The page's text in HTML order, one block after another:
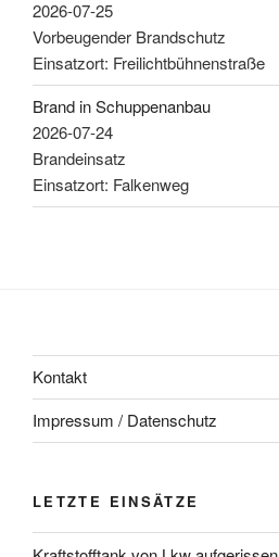
2026-07-25
Vorbeugender Brandschutz
Einsatzort: Freilichtbühnenstraße
Brand in Schuppenanbau
2026-07-24
Brandeinsatz
Einsatzort: Falkenweg
Kontakt
Impressum / Datenschutz
LETZTE EINSÄTZE